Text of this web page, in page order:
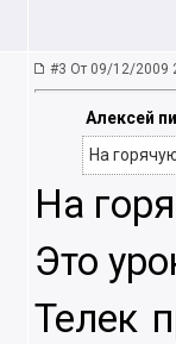
#3 От 09/12/2009
Алексей
На
На
Это
Телек